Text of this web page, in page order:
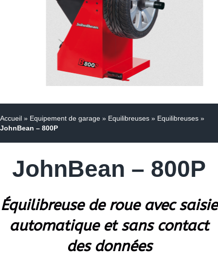
Accueil » Equipement de garage » Equilibreuses » Equilibreuses »
JohnBean – 800P
JohnBean – 800P
Équilibreuse de roue avec saisie
automatique et sans contact
des données